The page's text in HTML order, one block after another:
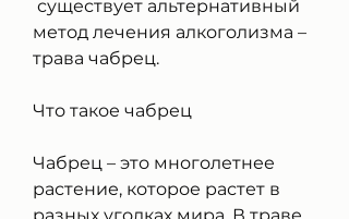
метод лечения алкоголизма –
трава чабрец.
Что такое чабрец
Чабрец – это многолетнее
растение, которое растет в
разных уголках мира. В траве